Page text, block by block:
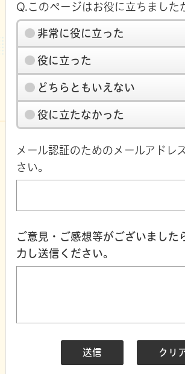
Q.このページはお役に立ちました
非常に役に立った
役に立った
どちらともいえない
役に立たなかった
メール認証のためのメールアドレ
さい。
ご意見・ご感想等がございました
力し送信ください。